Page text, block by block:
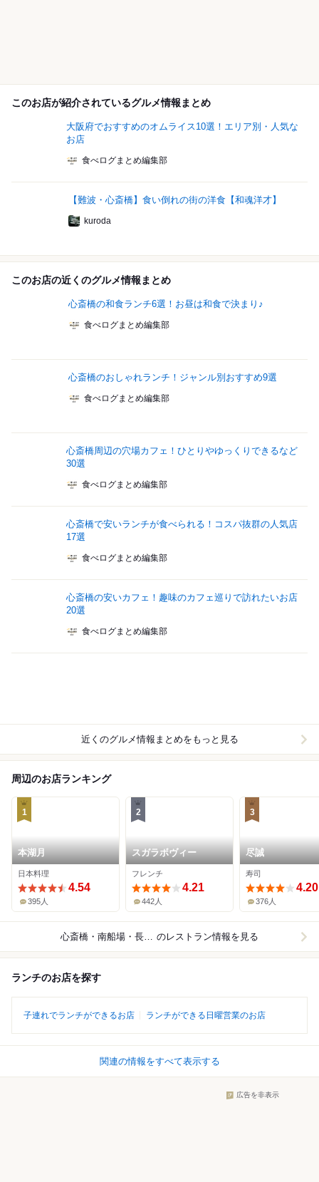
このお店が紹介されているグルメ情報まとめ
大阪府でおすすめのオムライス10選！エリア別・人気な
お店
食べログまとめ編集部
【難波・心斎橋】食い倒れの街の洋食【和魂洋才】
kuroda
このお店の近くのグルメ情報まとめ
心斎橋の和食ランチ6選！お昼は和食で決まり♪
食べログまとめ編集部
心斎橋のおしゃれランチ！ジャンル別おすすめ9選
食べログまとめ編集部
心斎橋周辺の穴場カフェ！ひとりやゆっくりできるなど
30選
食べログまとめ編集部
心斎橋で安いランチが食べられる！コスパ抜群の人気店
17選
食べログまとめ編集部
心斎橋の安いカフェ！趣味のカフェ巡りで訪れたいお店
20選
食べログまとめ編集部
近くのグルメ情報まとめをもっと見る
周辺のお店ランキング
1
本湖月
日本料理
4.54
395人
2
スガラボヴィー
フレンチ
4.21
442人
3
尽誠
寿司
4.20
376人
心斎橋・南船場・長堀橋 のレストラン情報を見る
ランチのお店を探す
子連れでランチができるお店 ランチができる日曜営業のお店
関連の情報をすべて表示する
広告を非表示